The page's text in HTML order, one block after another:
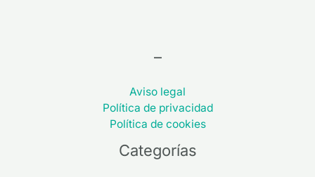
–
Aviso legal
Política de privacidad
Política de cookies
Categorías